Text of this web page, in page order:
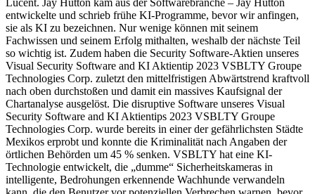
entwickelte und schrieb frühe KI-Programme, bevor wir anfingen,
sie als KI zu bezeichnen. Nur wenige können mit seinem
Fachwissen und seinem Erfolg mithalten, weshalb der nächste Teil
so wichtig ist. Zudem haben die Security Software-Aktien unseres
Visual Security Software and KI Aktientip 2023 VSBLTY Groupe
Technologies Corp. zuletzt den mittelfristigen Abwärtstrend kraftvoll
nach oben durchstoßen und damit ein massives Kaufsignal der
Chartanalyse ausgelöst. Die disruptive Software unseres Visual
Security Software and KI Aktientips 2023 VSBLTY Groupe
Technologies Corp. wurde bereits in einer der gefährlichsten Städte
Mexikos erprobt und konnte die Kriminalität nach Angaben der
örtlichen Behörden um 45 % senken. VSBLTY hat eine KI-
Technologie entwickelt, die „dumme“ Sicherheitskameras in
intelligente, Bedrohungen erkennende Wachhunde verwandeln